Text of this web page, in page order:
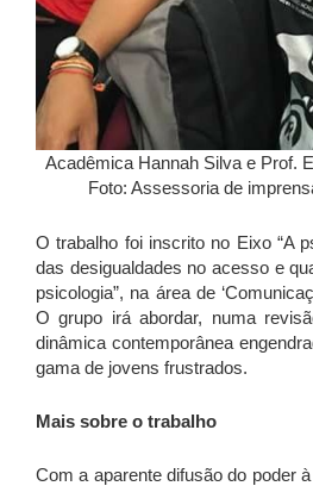
Acadêmica Hannah Silva e Prof.
Foto: Assessoria de
O trabalho foi inscrito no Eixo “A
das desigualdades no acesso e
psicologia”, na área de
O grupo irá abordar, numa
dinâmica contemporânea
gama de jovens frustrados.
Mais sobre o trabalho
Com a aparente difusão do poder